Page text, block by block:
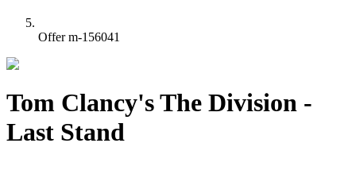
Offer m-156041
Tom Clancy's The Division -
Last Stand